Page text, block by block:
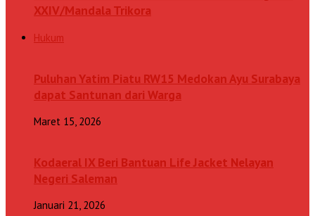
XXIV/Mandala Trikora
Hukum
Puluhan Yatim Piatu RW15 Medokan Ayu Surabaya
dapat Santunan dari Warga
Maret 15, 2026
Kodaeral IX Beri Bantuan Life Jacket Nelayan
Negeri Saleman
Januari 21, 2026